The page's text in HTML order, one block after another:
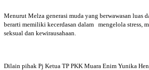
Menurut Melza generasi muda yang berwawasan luas
berarti memiliki kecerdasan dalam mengelola stress,
seksual dan kewirausahaan.
Dilain pihak Pj Ketua TP PKK Muara Enim Yunika